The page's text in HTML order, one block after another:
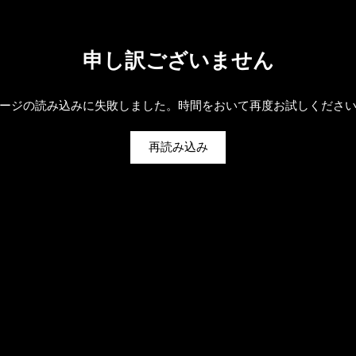
申し訳ございません
ジの読み込みに失敗しました。時間をおいて再度お試しくださ
再読み込み